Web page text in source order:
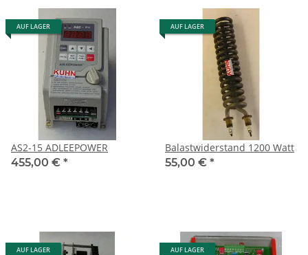
AUF LAGER
AS2-15 ADLEEPOWER
455,00 € *
AUF LAGER
Balastwiderstand 1200 Watt
55,00 € *
AUF LAGER AUF LAGER